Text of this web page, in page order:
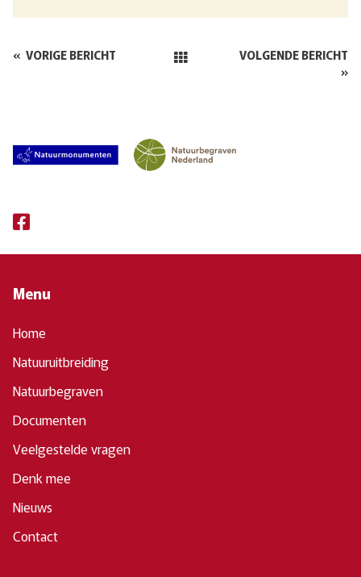
« VORIGE BERICHT
VOLGENDE BERICHT
»
Menu
Home
Natuuruitbreiding
Natuurbegraven
Documenten
Veelgestelde vragen
Denk mee
Nieuws
Contact